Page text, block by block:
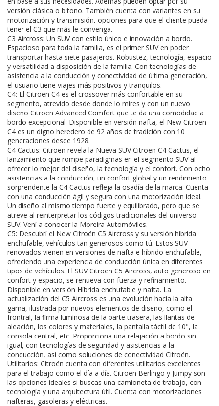
versión clásica o bitono. También cuenta con variantes en su
motorización y transmisión, opciones para que el cliente pueda
tener el C3 que más le convenga.
C3 Aircross: Un SUV con estilo único e innovación a bordo.
Espacioso para toda la familia, es el primer SUV en poder
transportar hasta siete pasajeros. Robustez, tecnología, espacio
y versatilidad a disposición de la familia. Con tecnologías de
asistencia a la conducción y conectividad de última generación,
el usuario tiene viajes más positivos y tranquilos.
C4: El Citroën C4 es el crossover más confortable en su
segmento, atrevido desde donde lo mires y con un nuevo
diseño Citroën Advanced Comfort que te da una comodidad a
bordo excepcional. Disponible en versión nafta, el New Citroën
C4 es un digno heredero de 92 años de tradición con 10
generaciones desde 1928.
C4 Cactus: Citroën revela la Nueva SUV Citroën C4 Cactus, el
lanzamiento que rompe paradigmas en el segmento SUV al
ofrecer lo mejor del diseño, la tecnología y el confort. Con ocho
asistencias a la conducción, un confort global y un rendimiento
sorprendente la C4 Cactus refleja la osadía de la marca. Cuenta
con una conducción ágil y segura con una motorización ideal.
Un diseño al mismo tiempo fuerte y equilibrado, pero que se
atreve al reinterpretar los códigos tradicionales del universo
SUV. Vení a conocer la Moreira Automóviles.
C5: Descubrí el New Citroën C5 Aircross y su versión híbrida
enchufable, vehículos tan generosos como tú. Estos SUV
renovados vienen en versiones de nafta e híbrido enchufable,
ofreciendo una experiencia de conducción única en diferentes
tipos de vehículos. El SUV Citroën C5 Aircross, auto generoso en
confort y espacio, se renueva con fuerza y refinamiento.
Disponible en versión Híbrida enchufable y nafta. La
actualización del C5 Aircross es una evolución hacia la alta
gama, ilustrada por nuevos elementos de diseño, como el
frontral, la firma luminosa de la parte trasera, las llantas de
aleación, los colores y materiales, la pantalla táctil de 10", la
consola central, etc. Proporciona una relajación a bordo sin
igual, con tecnologías de seguridad y asistencias a la
conducción, así como soluciones de conectividad Citroën.
Utilitarios: Citroën cuenta con diferentes utilitarios excelentes
para el trabajo como el día a día. Citroën Berlingo y Jumpy son
las opciones ideales si buscas una camioneta de trabajo, con
tecnología y una arquitectura útil. Cuenta con motorizaciones
nafteras, gasoleras y eléctricas.